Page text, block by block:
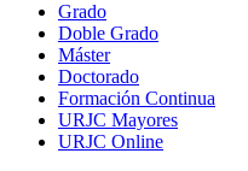
Grado
Doble Grado
Máster
Doctorado
Formación Continua
URJC Mayores
URJC Online